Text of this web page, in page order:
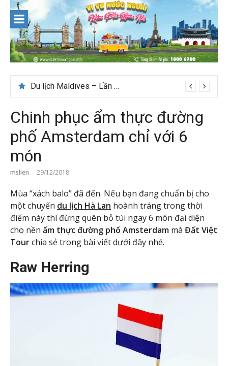
content
Du lịch Maldives – Lần đầu nên đi đâu, chơi gì?
Chinh phục ẩm thực đường
phố Amsterdam chỉ với 6
món
mslien 29/12/2018
Mùa “xách balo” đã đến. Nếu bạn đang chuẩn bị cho
một chuyến du lịch Hà Lan hoành tráng trong thời
điểm này thì đừng quên bỏ túi ngay 6 món đại diện
cho nền ẩm thực đường phố Amsterdam mà Đất Việt
Tourchia sẻ trong bài viết dưới đây nhé.
Raw Herring